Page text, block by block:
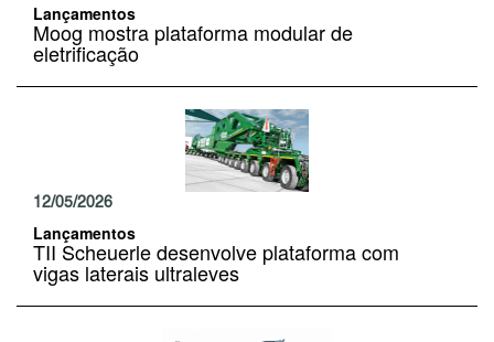
Lançamentos
Moog mostra plataforma modular de
eletrificação
12/05/2026
Lançamentos
TII Scheuerle desenvolve plataforma com
vigas laterais ultraleves